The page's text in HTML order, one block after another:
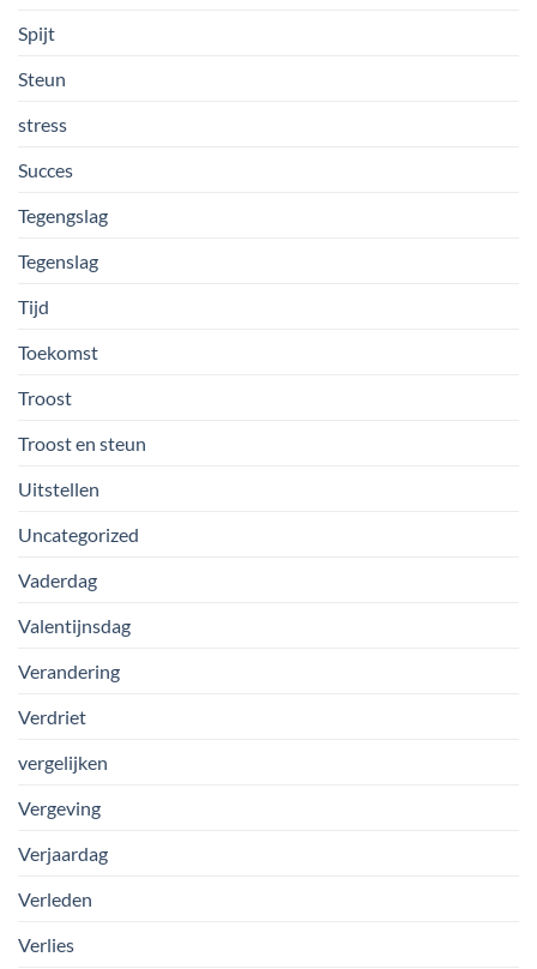
Spijt
Steun
stress
Succes
Tegengslag
Tegenslag
Tijd
Toekomst
Troost
Troost en steun
Uitstellen
Uncategorized
Vaderdag
Valentijnsdag
Verandering
Verdriet
vergelijken
Vergeving
Verjaardag
Verleden
Verlies